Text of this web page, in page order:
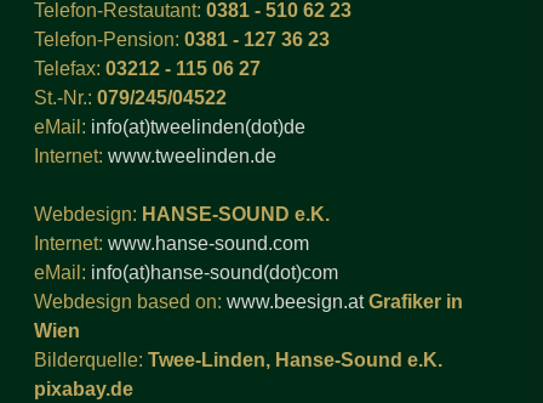
Telefon-Restautant: 0381 - 510 62 23
Telefon-Pension:0381 - 127 36 23
Telefax:03212 - 115 06 27
St.-Nr.:079/245/04522
eMail: info(at)tweelinden(dot)de
Internet:www.tweelinden.de
Webdesign: HANSE-SOUND e.K.
Internet:www.hanse-sound.com
eMail: info(at)hanse-sound(dot)com
Webdesign based on:www.beesign.atGrafiker in
Wien
Bilderquelle:Twee-Linden, Hanse-Sound e.K.
pixabay.de